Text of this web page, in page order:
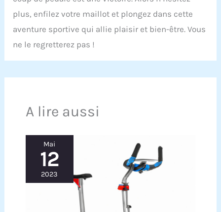
plus, enfilez votre maillot et plongez dans cette
aventure sportive qui allie plaisir et bien-être. Vous
ne le regretterez pas !
A lire aussi
Mai
12
2023